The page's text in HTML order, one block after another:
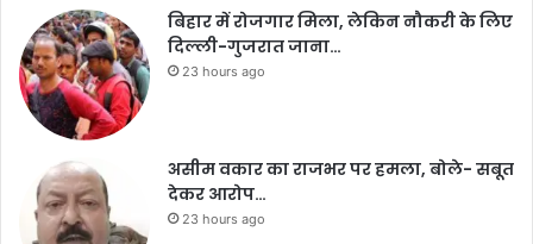
बिहार में रोजगार मिला, लेकिन नौकरी के लिए
दिल्ली-गुजरात जाना…
23 hours ago
असीम वकार का राजभर पर हमला, बोले- सबूत
देकर आरोप…
23 hours ago